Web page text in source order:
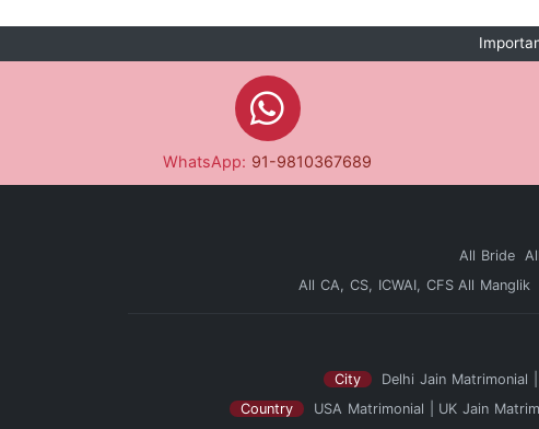
WhatsApp: 91-9810367689
All Bride
All CA, CS, ICWAI, CFS All Manglik
City Delhi Jain Matrimonial
Country
USA Matrimonial UK Jain